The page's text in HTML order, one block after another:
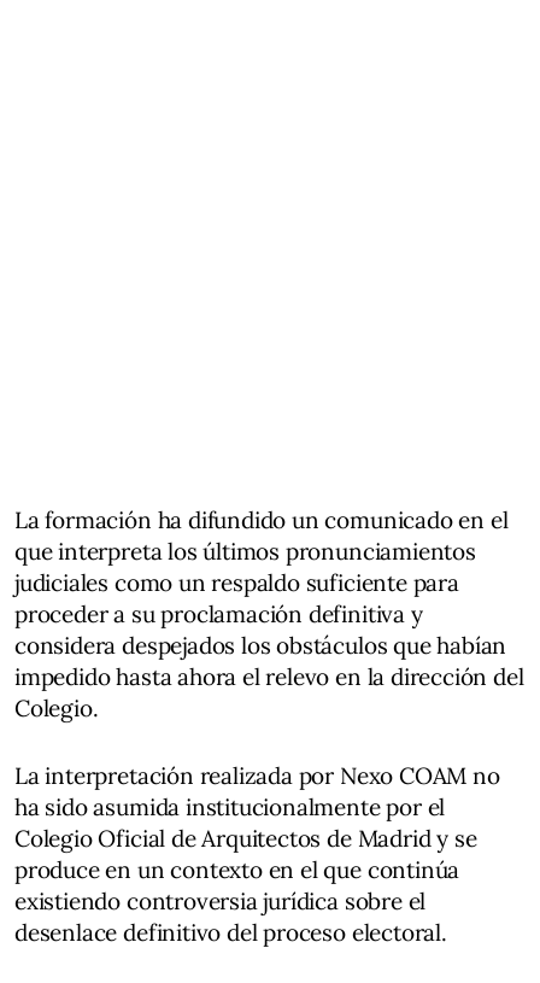
La formación ha difundido un comunicado en el
que interpreta los últimos pronunciamientos
judiciales como un respaldo suficiente para
proceder a su proclamación definitiva y
considera despejados los obstáculos que habían
impedido hasta ahora el relevo en la dirección del
Colegio.
La interpretación realizada por Nexo COAM no
ha sido asumida institucionalmente por el
Colegio Oficial de Arquitectos de Madrid y se
produce en un contexto en el que continúa
existiendo controversia jurídica sobre el
desenlace definitivo del proceso electoral.